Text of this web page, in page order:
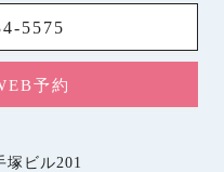
5575
予約
ビル201